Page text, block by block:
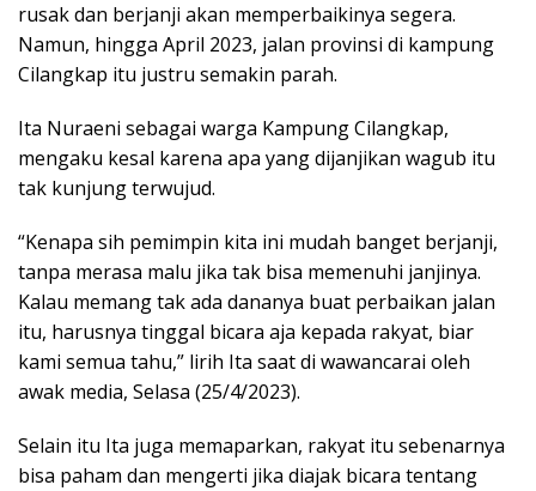
rusak dan berjanji akan memperbaikinya segera.
Namun, hingga April 2023, jalan provinsi di kampung
Cilangkap itu justru semakin parah.
Ita Nuraeni sebagai warga Kampung Cilangkap,
mengaku kesal karena apa yang dijanjikan wagub itu
tak kunjung terwujud.
“Kenapa sih pemimpin kita ini mudah banget berjanji,
tanpa merasa malu jika tak bisa memenuhi janjinya.
Kalau memang tak ada dananya buat perbaikan jalan
itu, harusnya tinggal bicara aja kepada rakyat, biar
kami semua tahu,” lirih Ita saat di wawancarai oleh
awak media, Selasa (25/4/2023).
Selain itu Ita juga memaparkan, rakyat itu sebenarnya
bisa paham dan mengerti jika diajak bicara tentang